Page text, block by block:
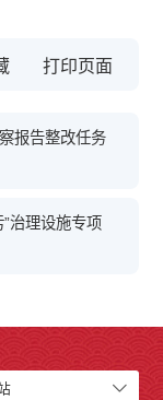
报告整改任务
治理设施专项